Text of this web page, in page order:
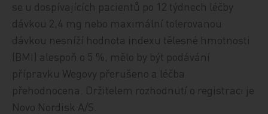
se u dospívajících pacientů po 12 týdnech léčby
dávkou 2,4 mg nebo maximální tolerovanou
dávkou nesníží hodnota indexu tělesné hmotnosti
(BMI) alespoň o 5 %, mělo by být podávání
přípravku Wegovy přerušeno a léčba
přehodnocena. Držitelem rozhodnutí o registraci je
Novo Nordisk A/S.